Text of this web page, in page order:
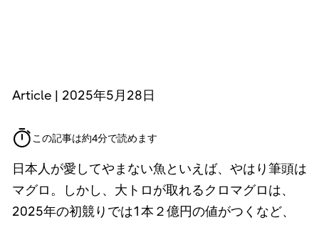
Article | 2025年5月28日
この記事は約4分で読めます
日本人が愛してやまない魚といえば、やはり筆頭は
マグロ。しかし、大トロが取れるクロマグロは、
2025年の初競りでは1本２億円の値がつくなど、